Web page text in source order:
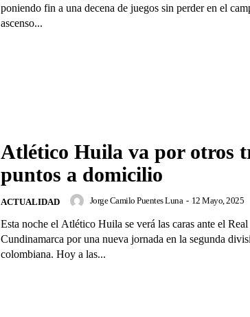
poniendo fin a una decena de juegos sin perder en el
ascenso...
Atlético Huila va por otros
puntos a domicilio
ACTUALIDAD Jorge Camilo Puentes Luna - 12 Mayo, 2025
Esta noche el Atlético Huila se verá las caras ante el Real
Cundinamarca por una nueva jornada en la segunda
colombiana. Hoy a las...